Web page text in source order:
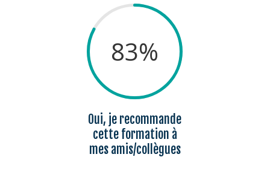
83%
Oui, je recommande
cette formation à
mes amis/collègues